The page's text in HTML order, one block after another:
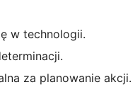
w technologii.
za planowanie akcji.